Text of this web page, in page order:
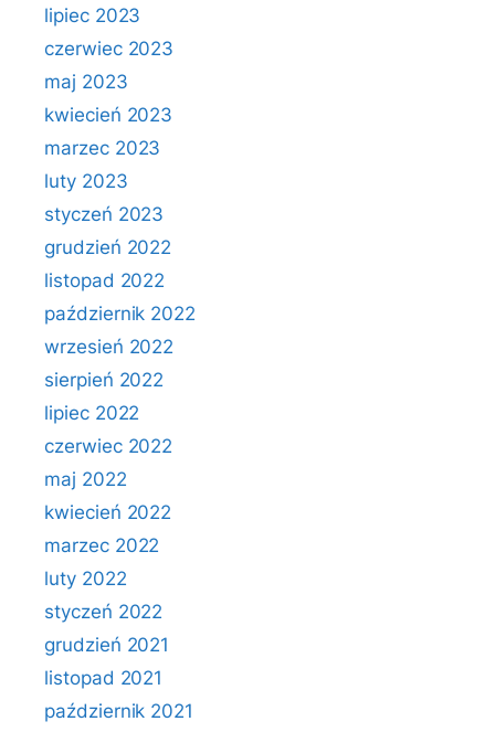
lipiec 2023
czerwiec 2023
maj 2023
kwiecień 2023
marzec 2023
luty 2023
styczeń 2023
grudzień 2022
listopad 2022
październik 2022
wrzesień 2022
sierpień 2022
lipiec 2022
czerwiec 2022
maj 2022
kwiecień 2022
marzec 2022
luty 2022
styczeń 2022
grudzień 2021
listopad 2021
październik 2021